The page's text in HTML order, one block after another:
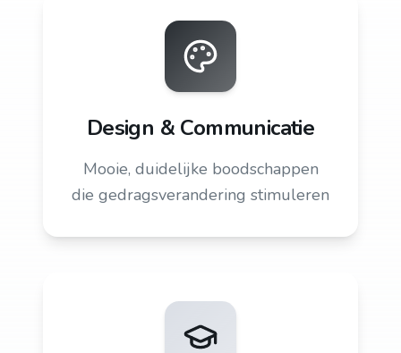
Design & Communicatie
Mooie, duidelijke boodschappen
die gedragsverandering stimuleren